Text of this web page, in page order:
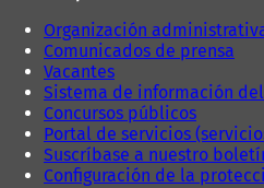
Organización
Comunicados de prensa
Vacantes
Sistema de información del
Concursos públicos
Portal de servicios
Suscríbase a nuestro
Configuración de la